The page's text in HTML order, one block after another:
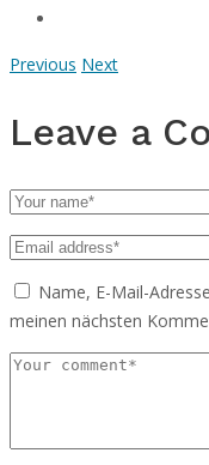
Previous Next
Leave a
Name, E-Mail-
meinen nächsten